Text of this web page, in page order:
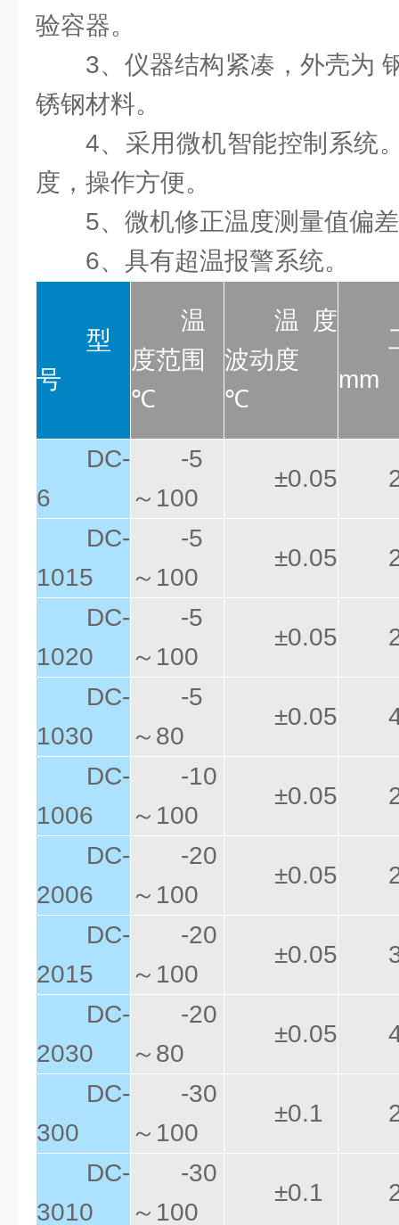
验容器。
3、仪器结构紧凑，外壳为
锈钢材料。
4、采用微机智能控制系统
度，操作方便。
5、微机修正温度测量值偏
6、具有超温报警系统。
型
号
温
度范围
℃
温度
波动度
℃
mm
DC-
6
-5
～100
±0.05
DC-
1015
-5
～100
±0.05
DC-
1020
-5
～100
±0.05
DC-
1030
-5
～80
±0.05
DC-
1006
-10
～100
±0.05
DC-
2006
-20
～100
±0.05
DC-
2015
-20
～100
±0.05
DC-
2030
-20
～80
±0.05
DC-
300
-30
～100
±0.1
DC-
3010
-30
～100
±0.1